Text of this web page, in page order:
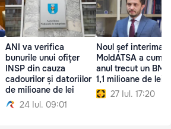
ANI va verifica
bunurile unui ofițer
INSP din cauza
cadourilor și datoriilor
de milioane de lei
24 Iul. 09:01
Noul șef interimar
MoldATSA a
anul trecut un
1,1 milioane de lei
27 Iul. 17:20